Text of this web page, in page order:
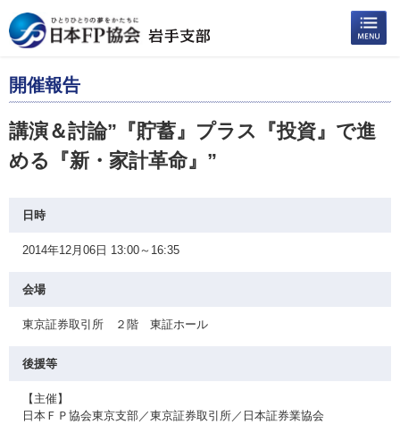
開催報告
講演＆討論”『貯蓄』プラス『投資』で進
める『新・家計革命』”
日時
2014年12月06日 13:00～16:35
会場
東京証券取引所 ２階 東証ホール
後援等
【主催】
日本ＦＰ協会東京支部／東京証券取引所／日本証券業協会